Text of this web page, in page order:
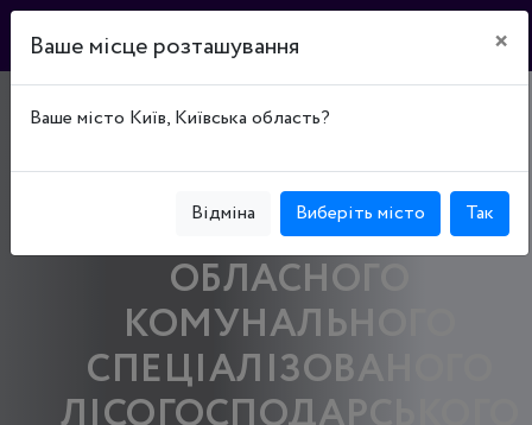
ПІДПРИЄМСТВО
"БЕРШАДСЬКИЙ
РАЙАГРОЛІС"
ВІННИЦЬКОГО
ОБЛАСНОГО
КОМУНАЛЬНОГО
СПЕЦІАЛІЗОВАНОГО
Ваше місце розташування ×
Ваше місто Київ, Київська область?
Відміна Виберіть місто Так